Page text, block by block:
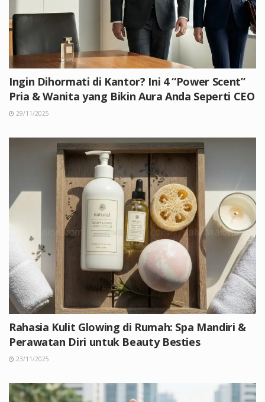
Ingin Dihormati di Kantor? Ini 4 “Power Scent”
Pria & Wanita yang Bikin Aura Anda Seperti CEO
29/11/2025
Rahasia Kulit Glowing di Rumah: Spa Mandiri &
Perawatan Diri untuk Beauty Besties
23/11/2025